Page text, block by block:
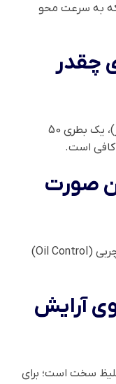
که به سرعت محو
چقدر
در صورت استفاده صحیح (روزانه دو بار)، یک بطری 50
صورت
خیر، این محصول دارای خاصیت کنترل چربی (Oil Control)
آرایش
سخت است؛ برای